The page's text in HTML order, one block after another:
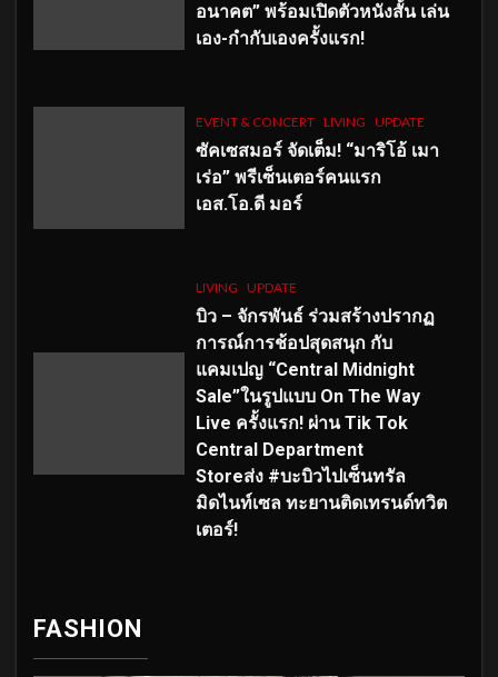
อนาคต” พร้อมเปิดตัวหนังสั้น เล่น
เอง-กำกับเองครั้งแรก!
EVENT & CONCERT LIVING UPDATE
ซัคเซสมอร์ จัดเต็ม! “มาริโอ้ เมา
เร่อ” พรีเซ็นเตอร์คนแรก
เอส.โอ.ดี มอร์
LIVING UPDATE
บิว – จักรพันธ์ ร่วมสร้างปรากฏ
การณ์การช้อปสุดสนุก กับ
แคมเปญ “Central Midnight
Sale”ในรูปแบบ On The Way
Live ครั้งแรก! ผ่าน Tik Tok
Central Department
Storeส่ง #บะบิวไปเซ็นทรัล
มิดไนท์เซล ทะยานติดเทรนด์ทวิต
เตอร์!
FASHION